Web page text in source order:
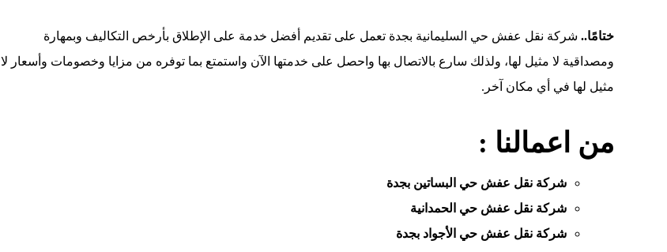
ختامًا.. شركة نقل عفش حي السليمانية بجدة تعمل على تقديم أفضل خدمة على الإطلاق بأرخص التكاليف وبمهارة
ومصداقية لا مثيل لها، ولذلك سارع بالاتصال بها واحصل على خدمتها الآن واستمتع بما توفره من مزايا وخصومات وأسعار لا
مثيل لها في أي مكان آخر.
من اعمالنا :
شركة نقل عفش حي البساتين بجدة
شركة نقل عفش حي الحمدانية
شركة نقل عفش حي الأجواد بجدة